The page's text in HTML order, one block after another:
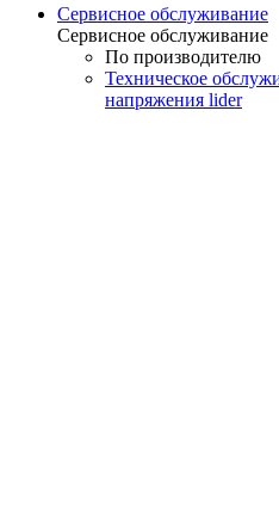
Сервисное обслуживание
Сервисное обслуживание
По производителю
Техническое
напряжения lider